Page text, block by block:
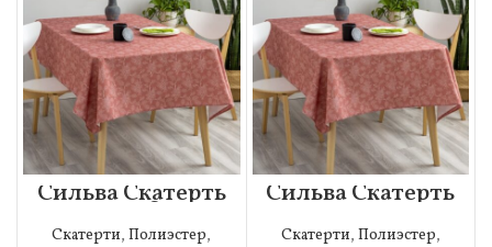
Сильва Скатерть
140х180
Скатерти,Полиэстер,
Сильва Скатерть
150х220
Скатерти, Полиэстер,